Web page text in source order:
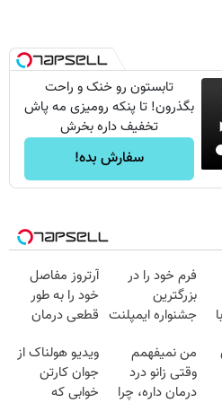
تابستون رو خنک و راحت
بگذرون! تا پنکه رومیزی مه پاش
تخفیف داره بخرش
سفارش بده!
فرم خود را در
بزرگترین
جشنواره ایمپلنت
فقط ۲۵ میلیون
آرتروز مفاصل
خود را به طور
قطعی درمان
◗پرسش‌نامه◖
من نمیفهمم
وقتی زانو درد
درمان داره، چرا
ویدیو هولناک از
جوان کارتن
خوابی که